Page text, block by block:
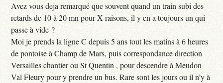
Avez vous deja remarqué que souvent quand un train subi des
retards de 10 à 20 mn pour X raisons, il y en a toujours un qui
passe à vide ?
Moi je prends la ligne C depuis 5 ans tout les matins à 6 heures
de pontoise à Champ de Mars, puis correspondance direction
Versailles chantier ou St Quentin , pour descendre à Meudon
Val Fleury pour y prendre un bus. Rare sont les jours ou il n’y à